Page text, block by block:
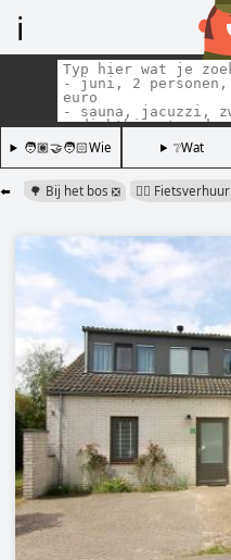
ℹ️
🧑🏽‍🤝‍🧑🏻Wie ❔Wat
⬅️ 🌳 Bij het bos ❎ 🚴‍♂️ Fietsverhuur